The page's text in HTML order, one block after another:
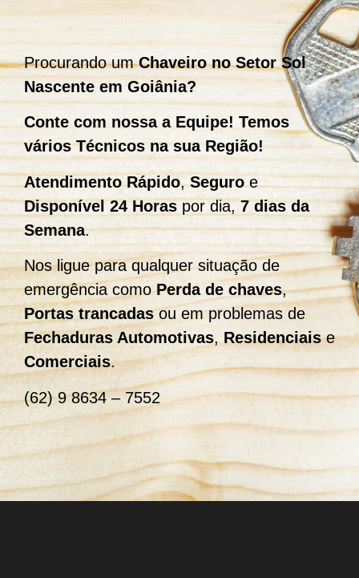
Procurando umChaveiro no Setor Sol
Nascente em Goiânia?
Conte com nossa a Equipe! Temos
vários Técnicos na sua Região!
Atendimento Rápido,Seguroe
Disponível 24 Horaspor dia,7 dias da
Semana.
Nos ligue para qualquer situação de
emergência comoPerda de chaves,
Portas trancadasou em problemas de
Fechaduras Automotivas, Residenciaise
Comerciais.
(62) 9 8634 – 7552